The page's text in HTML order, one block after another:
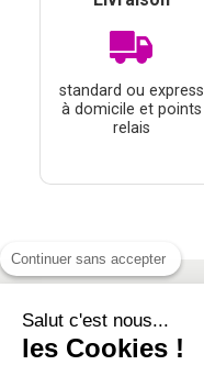
standard ou express
à domicile et points
relais
À PROPOS
THÉMATIQUES
Continuer sans accepter
Salut c'est nous...
les Cookies !